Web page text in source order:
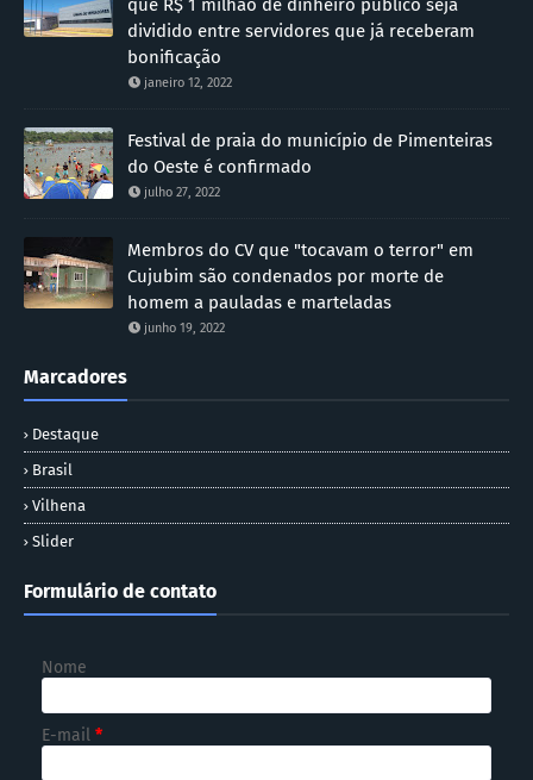
que R$ 1 milhão de dinheiro público seja
dividido entre servidores que já receberam
bonificação
janeiro 12, 2022
Festival de praia do município de Pimenteiras
do Oeste é confirmado
julho 27, 2022
Membros do CV que "tocavam o terror" em
Cujubim são condenados por morte de
homem a pauladas e marteladas
junho 19, 2022
Marcadores
Destaque
Brasil
Vilhena
Slider
Formulário de contato
Nome
E-mail *